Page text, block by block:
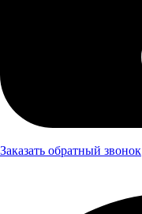
Заказать обратный звонок